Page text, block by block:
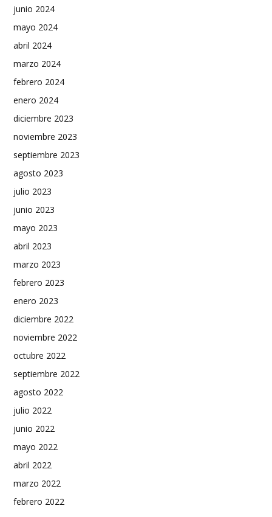
junio 2024
mayo 2024
abril 2024
marzo 2024
febrero 2024
enero 2024
diciembre 2023
noviembre 2023
septiembre 2023
agosto 2023
julio 2023
junio 2023
mayo 2023
abril 2023
marzo 2023
febrero 2023
enero 2023
diciembre 2022
noviembre 2022
octubre 2022
septiembre 2022
agosto 2022
julio 2022
junio 2022
mayo 2022
abril 2022
marzo 2022
febrero 2022